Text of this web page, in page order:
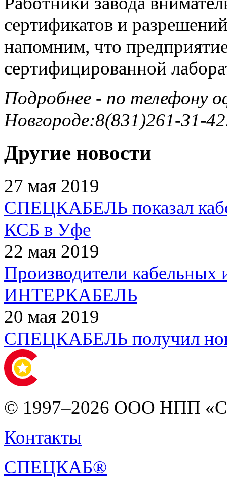
сертификатов и
напомним, что
сертифицированной
Подробнее - по телефону
Новгороде:8(831)261-31-
Другие новости
27 мая 2019
СПЕЦКАБЕЛЬ показал
КСБ в Уфе
22 мая 2019
Производители кабельных
ИНТЕРКАБЕЛЬ
20 мая 2019
СПЕЦКАБЕЛЬ получил
© 1997–2026 ООО НПП
Контакты
СПЕЦКАБ®